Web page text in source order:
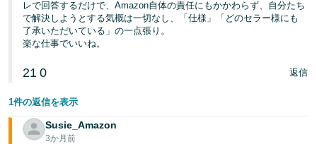
レで回答するだけで、Amazon自体の責任にもかかわらず、自分たち
で解決しようとする気概は一切なし、「仕様」「どのセラー様にも
了承いただいている」の一点張り。
楽な仕事でいいね。
21 0 返信
1件の返信を表示
Susie_Amazon
3か月前